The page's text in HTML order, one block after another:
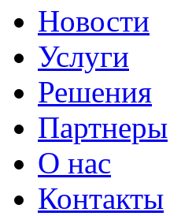
Новости
Услуги
Решения
Партнеры
О нас
Контакты